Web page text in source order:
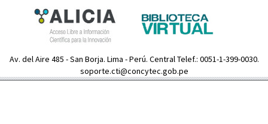
Av. del Aire 485 - San Borja. Lima - Perú. Central Telef.: 0051-1-399-0030.
soporte.cti@concytec.gob.pe